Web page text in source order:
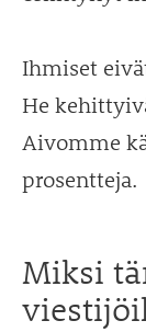
Ihmiset
He
Aivomme
prosentteja.
Miksi